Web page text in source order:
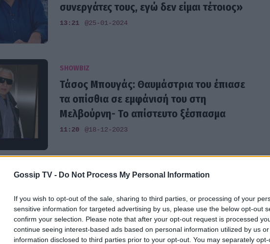
Gossip TV - Do Not Process My Personal Information
If you wish to opt-out of the sale, sharing to third parties, or processing of your
sensitive information for targeted advertising by us, please use the below opt-out
confirm your selection. Please note that after your opt-out request is processed
continue seeing interest-based ads based on personal information utilized by us
information disclosed to third parties prior to your opt-out. You may separately
συνεργάτες τους, εγώ δεν είμαι τέτοιος»
13:21 @25-01-2024
SHOWBIZ
Τάσος Μπουγάς: Θαυμάστρια του έπιασε
τα οπίσθια σε εμφάνισή του στη
Μελβούρνη- Το απίστευτο ξέσπασμα
11:20 @18-12-2023
Χρήστος Μάστορας: Αυτός είναι ο λόγος
που έγινε έξαλλος με θαμώνα
08:55 @17-01-2023